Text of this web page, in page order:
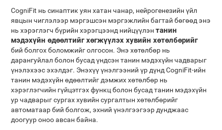
CogniFit нь синаптик уян хатан чанар, нейрогенезийн үйл
явцын чиглэлээр мэргэшсэн мэргэжлийн багтай бөгөөд энэ
нь хэрэглэгч бүрийн хэрэгцээнд нийцүүлэнтанин
мэдэхүйн өдөөлтийг хөгжүүлэх хувийн хөтөлбөрийг
бий болгох боломжийг олгосон. Энэ хөтөлбөр нь
дарангуйлал болон бусад үндсэн танин мэдэхүйн чадварыг
үнэлэхээс эхэлдэг. Энэхүү үнэлгээний үр дүнд CogniFit-ийн
танин мэдэхүйн өдөөлтийг дэмжих хөтөлбөр нь
хэрэглэгчийн гүйцэтгэх функц болон бусад танин мэдэхүйн
ур чадварыг сургах хувийн сургалтын хөтөлбөрийг
автоматаар бий болгож, эхний үнэлгээгээр дунджаас
доогуур оноо авсан байна.